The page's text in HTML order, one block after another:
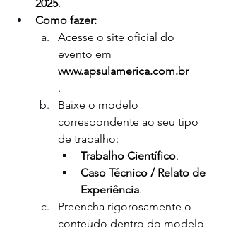
2025.
Como fazer:
Acesse o site oficial do
evento em
www.apsulamerica.com.br
.
Baixe o modelo
correspondente ao seu tipo
de trabalho:
Trabalho Científico.
Caso Técnico / Relato de
Experiência.
Preencha rigorosamente o
conteúdo dentro do modelo